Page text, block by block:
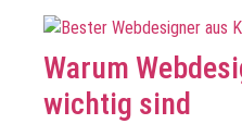
Warum
wichtig sind